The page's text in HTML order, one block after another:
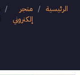
الرئيسية / متجر
إلكتروني
/